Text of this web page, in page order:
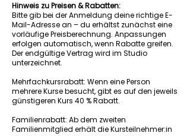
Hinweis zu Preisen & Rabatten:
Bitte gib bei der Anmeldung deine richtige E-
Mail-Adresse an – du erhältst zunächst eine
vorläufige Preisberechnung. Anpassungen
erfolgen automatisch, wenn Rabatte greifen.
Der endgültige Vertrag wird im Studio
unterzeichnet.
Mehrfachkursrabatt: Wenn eine Person
mehrere Kurse besucht, gibt es auf den jeweils
günstigeren Kurs 40 % Rabatt.
Familienrabatt: Ab dem zweiten
Familienmitglied erhält die Kursteilnehmer:in